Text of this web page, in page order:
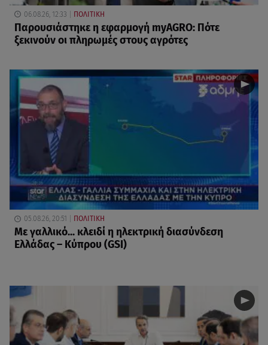
06.08.26, 12:33 ΠΟΛΙΤΙΚΗ
Παρουσιάστηκε η εφαρμογή myAGRO: Πότε
ξεκινούν οι πληρωμές στους αγρότες
05.08.26, 20:51 ΠΟΛΙΤΙΚΗ
Με γαλλικό... κλειδί η ηλεκτρική διασύνδεση
Ελλάδας – Κύπρου (GSI)